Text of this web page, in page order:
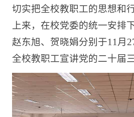
切实把全校教职工的思想和
上来，在校党委的统一安排
赵东旭、贺晓娟分别于11月
全校教职工宣讲党的二十届